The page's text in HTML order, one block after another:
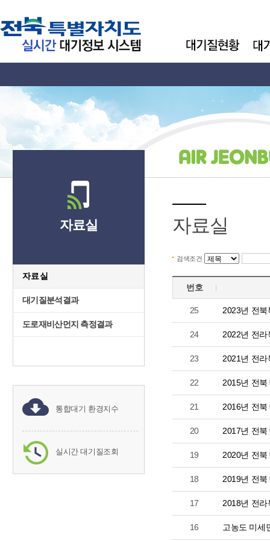
자료실
자료실
대기질분석결과
도로재비산먼지 측정결과
통합대기 환경지수
실시간 대기질조회
자료실
검색조건
번호
25 2023년 전
24 2022년 전
23 2021년 전
22 2015년 전
21 2016년 전
20 2017년 전
19 2020년 전
18 2019년 전
17 2018년 전
16 고농도 미세